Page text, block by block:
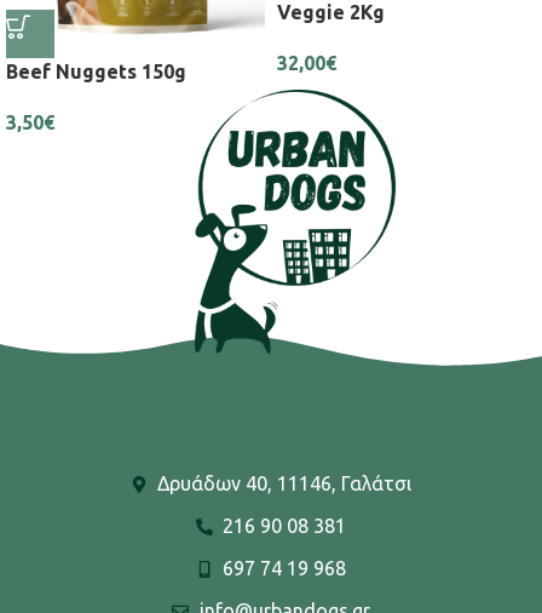
Beef Nuggets 150g
3,50€
Veggie 2Kg
32,00€
Δρυάδων 40, 11146, Γαλάτσι
216 90 08 381
697 74 19 968